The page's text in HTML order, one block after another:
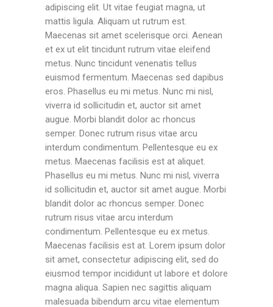
adipiscing elit. Ut vitae feugiat magna, ut
mattis ligula. Aliquam ut rutrum est.
Maecenas sit amet scelerisque orci. Aenean
et ex ut elit tincidunt rutrum vitae eleifend
metus. Nunc tincidunt venenatis tellus
euismod fermentum. Maecenas sed dapibus
eros. Phasellus eu mi metus. Nunc mi nisl,
viverra id sollicitudin et, auctor sit amet
augue. Morbi blandit dolor ac rhoncus
semper. Donec rutrum risus vitae arcu
interdum condimentum. Pellentesque eu ex
metus. Maecenas facilisis est at aliquet.
Phasellus eu mi metus. Nunc mi nisl, viverra
id sollicitudin et, auctor sit amet augue. Morbi
blandit dolor ac rhoncus semper. Donec
rutrum risus vitae arcu interdum
condimentum. Pellentesque eu ex metus.
Maecenas facilisis est at. Lorem ipsum dolor
sit amet, consectetur adipiscing elit, sed do
eiusmod tempor incididunt ut labore et dolore
magna aliqua. Sapien nec sagittis aliquam
malesuada bibendum arcu vitae elementum